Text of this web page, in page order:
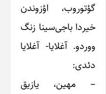
گؤتوروب، اؤزوندن
خیردا باجی‌سینا زنگ
ووردو. آغلایا- آغلایا
دئدی:
– مهین، یازیق